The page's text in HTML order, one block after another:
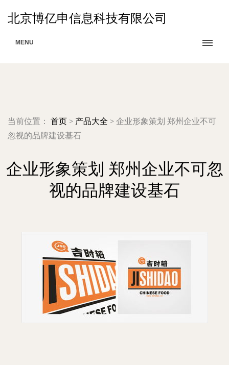
北京博亿申信息科技有限公司
MENU
当前位置： 首页 > 产品大全 > 企业形象策划 郑州企业不可
忽视的品牌建设基石
企业形象策划 郑州企业不可忽
视的品牌建设基石